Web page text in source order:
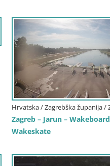
Hrvatska / Zagrebška županija /
Zagreb – Jarun –
Wakeskate